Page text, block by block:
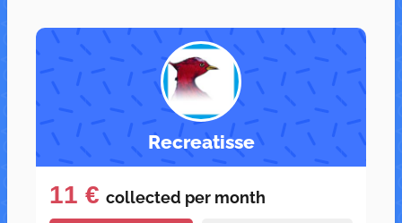
Recreatisse
11 € collected per month